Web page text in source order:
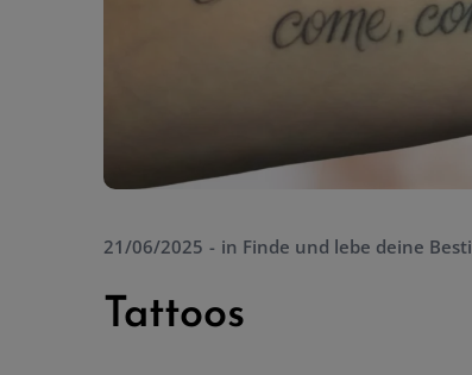
21/06/2025 in Finde und lebe deine
Tattoos